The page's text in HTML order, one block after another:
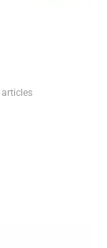
articles